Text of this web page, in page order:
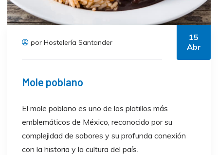
por Hostelería Santander
15
Abr
Mole poblano
El mole poblano es uno de los platillos más
emblemáticos de México, reconocido por su
complejidad de sabores y su profunda conexión
con la historia y la cultura del país.